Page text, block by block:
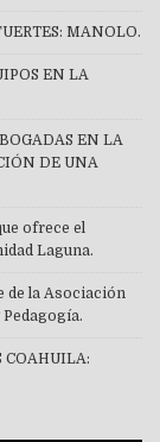
MANOLO.
EN LA
EN LA
DE UNA
ofrece el
Laguna.
de la Asociación
COAHUILA: